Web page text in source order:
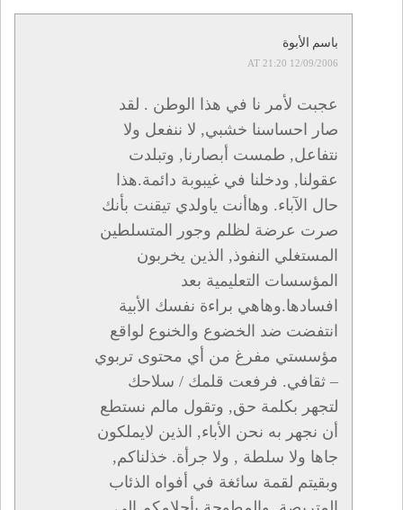
باسم الأبوة
12/09/2006 AT 21:20
عجبت لأمر نا في هذا الوطن . لقد
صار احساسنا خشبي, لا ننفعل ولا
نتفاعل, طمست أبصارنا, وتبلدت
عقولنا, ودخلنا في غيبوبة دائمة.هذا
حال الآباء. وهاأنت ياولدي تيقنت بأنك
صرت عرضة لظلم وجور المتسلطين
المستغلي النفوذ, الذين يخربون
المؤسسات التعليمية بعد
افسادها.وهاهي براءة نفسك الأبية
انتفضت ضد الخضوع والخنوع لواقع
مؤسستي مفرغ من أي محتوى تربوي
– ثقافي. فرفعت قلمك / سلاحك
لتجهر بكلمة حق, وتقول مالم نستطع
أن نجهر به نحن الأباء, الذين لايملكون
جاها ولا سلطة , ولا جرأة. خذلناكم,
وبقيتم لقمة سائغة في أفواه الذئاب